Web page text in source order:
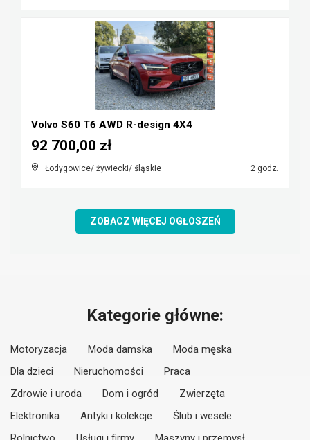
Volvo S60 T6 AWD R-design 4X4
Łodygowice/ żywiecki/ śląskie 2 godz.
92 700,00 zł
ZOBACZ WIĘCEJ OGŁOSZEŃ
Kategorie główne:
Motoryzacja Moda damska
Moda męska
Dla dzieci
Nieruchomości
Praca
Zdrowie i uroda
Dom i ogród
Zwierzęta
Elektronika
Antyki i kolekcje
Ślub i wesele